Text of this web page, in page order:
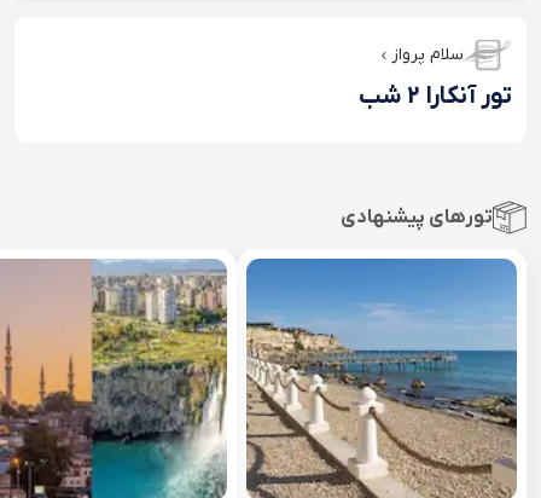
سلام پرواز
تور آنکارا 2 شب
تورهای پیشنهادی